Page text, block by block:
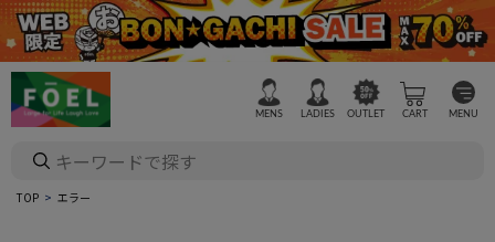
MENS LADIES OUTLET CART MENU
TOP エラー